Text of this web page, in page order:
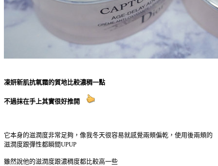
凍妍新肌抗氧霜的質地比較濃稠一點
不過抹在手上其實很好推開
它本身的滋潤度非常足夠，像我冬天很容易就感覺兩頰偏乾，使用後兩頰的
滋潤度跟彈性都瞬間UPUP
雖然說他的滋潤度跟濃稠度都比較高一些